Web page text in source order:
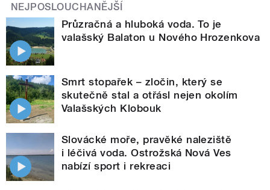
NEJPOSLOUCHANĚJŠÍ
Průzračná a hluboká voda. To je
valašský Balaton u Nového Hrozenkova
Smrt stopařek – zločin, který se
skutečně stal a otřásl nejen okolím
Valašských Klobouk
Slovácké moře, pravěké naleziště
i léčivá voda. Ostrožská Nová Ves
nabízí sport i rekreaci